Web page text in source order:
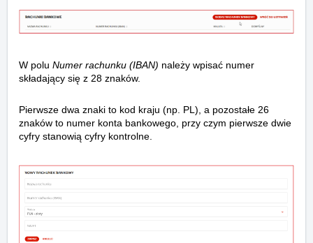
W polu Numer rachunku (IBAN) należy wpisać numer
składający się z 28 znaków.
Pierwsze dwa znaki to kod kraju (np. PL), a pozostałe 26
znaków to numer konta bankowego, przy czym pierwsze dwie
cyfry stanowią cyfry kontrolne.